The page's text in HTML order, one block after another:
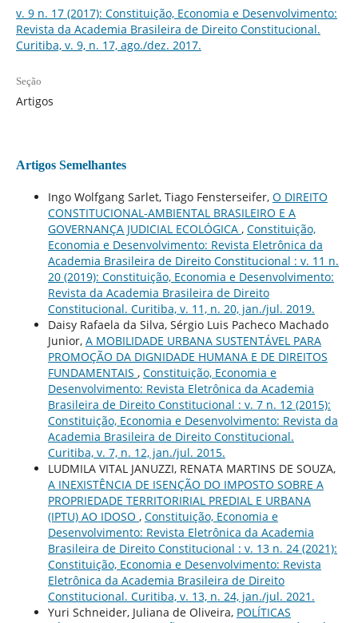
v. 9 n. 17 (2017): Constituição, Economia e Desenvolvimento:
Revista da Academia Brasileira de Direito Constitucional.
Curitiba, v. 9, n. 17, ago./dez. 2017.
Seção
Artigos
Artigos Semelhantes
Ingo Wolfgang Sarlet, Tiago Fensterseifer, O DIREITO
CONSTITUCIONAL-AMBIENTAL BRASILEIRO E A
GOVERNANÇA JUDICIAL ECOLÓGICA , Constituição,
Economia e Desenvolvimento: Revista Eletrônica da
Academia Brasileira de Direito Constitucional : v. 11 n.
20 (2019): Constituição, Economia e Desenvolvimento:
Revista da Academia Brasileira de Direito
Constitucional. Curitiba, v. 11, n. 20, jan./jul. 2019.
Daisy Rafaela da Silva, Sérgio Luis Pacheco Machado
Junior, A MOBILIDADE URBANA SUSTENTÁVEL PARA
PROMOÇÃO DA DIGNIDADE HUMANA E DE DIREITOS
FUNDAMENTAIS , Constituição, Economia e
Desenvolvimento: Revista Eletrônica da Academia
Brasileira de Direito Constitucional : v. 7 n. 12 (2015):
Constituição, Economia e Desenvolvimento: Revista da
Academia Brasileira de Direito Constitucional.
Curitiba, v. 7, n. 12, jan./jul. 2015.
LUDMILA VITAL JANUZZI, RENATA MARTINS DE SOUZA,
A INEXISTÊNCIA DE ISENÇÃO DO IMPOSTO SOBRE A
PROPRIEDADE TERRITORIRIAL PREDIAL E URBANA
(IPTU) AO IDOSO , Constituição, Economia e
Desenvolvimento: Revista Eletrônica da Academia
Brasileira de Direito Constitucional : v. 13 n. 24 (2021):
Constituição, Economia e Desenvolvimento: Revista
Eletrônica da Academia Brasileira de Direito
Constitucional. Curitiba, v. 13, n. 24, jan./jul. 2021.
Yuri Schneider, Juliana de Oliveira, POLÍTICAS